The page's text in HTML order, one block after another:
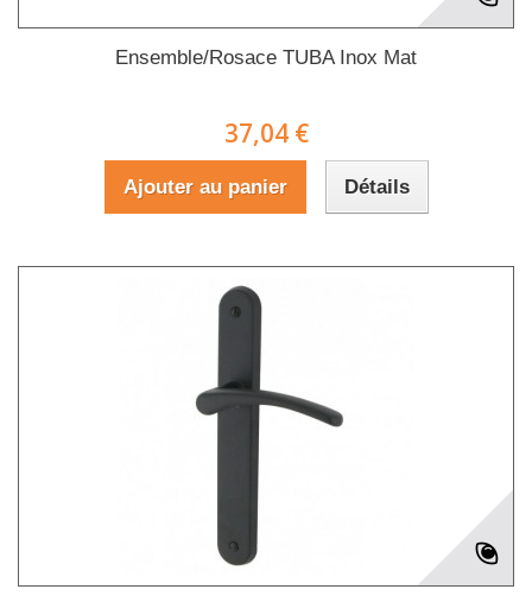
Ensemble/Rosace TUBA Inox Mat
37,04 €
Ajouter au panier Détails